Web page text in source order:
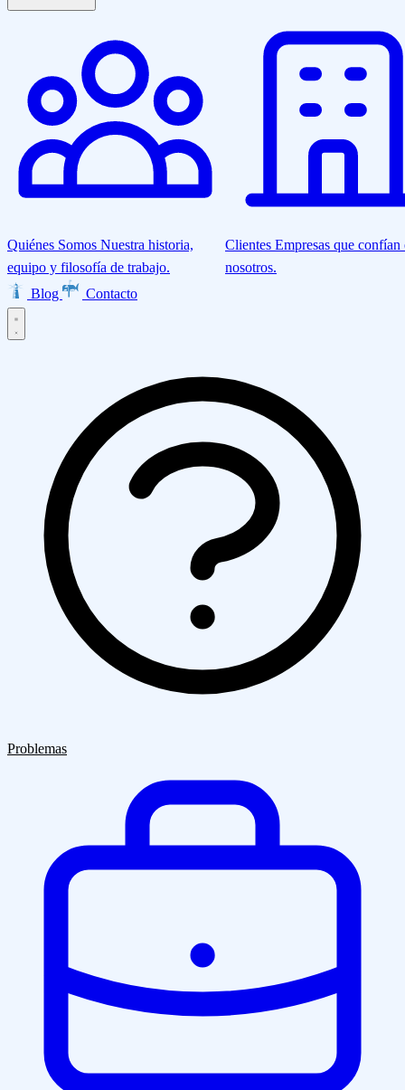
Quiénes Somos Nuestra historia,
equipo y filosofía de trabajo.
Clientes Empresas que confían
nosotros.
Blog
Contacto
EMMA · Email Marketing LISA · Encuestas
INES · Mesa de
Ayuda
Clarabot · Chatbot
Servicios
Diseño Web Desarrollo de Aplicaciones EcommerceAsesoría AWS
Transformación Digital
Empresa
Problemas